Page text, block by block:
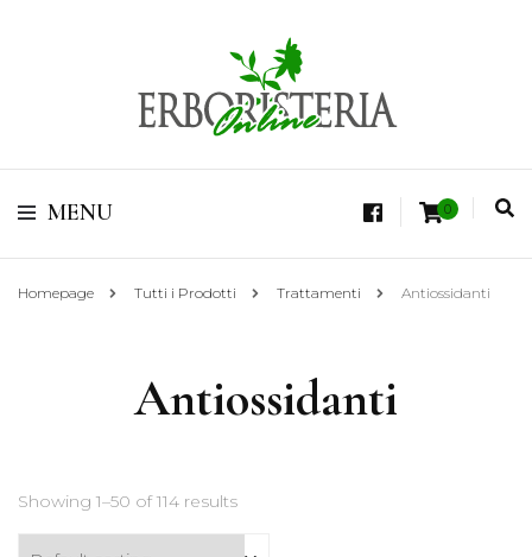
Erboristeria Shop
Online Tisane
Vendita di Botaniche, Erbe e Spezie Officinali, Tisane Terapeutiche Esclusive,
MENU 0
Homepage Tutti i Prodotti Trattamenti Antiossidanti
Antiossidanti
Showing 1–50 of 114 results